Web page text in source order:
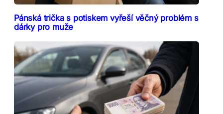
Pánská trička s potiskem vyřeší věčný problém s
dárky pro muže